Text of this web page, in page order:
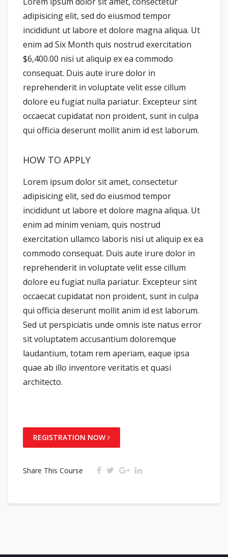
adipisicing elit, sed do eiusmod tempor
incididunt ut labore et dolore magna aliqua. Ut
enim ad Six Month quis nostrud exercitation
$6,400.00 nisi ut aliquip ex ea commodo
consequat. Duis aute irure dolor in
reprehenderit in voluptate velit esse cillum
dolore eu fugiat nulla pariatur. Excepteur sint
occaecat cupidatat non proident, sunt in culpa
qui officia deserunt mollit anim id est laborum.
HOW TO APPLY
Lorem ipsum dolor sit amet, consectetur
adipisicing elit, sed do eiusmod tempor
incididunt ut labore et dolore magna aliqua. Ut
enim ad minim veniam, quis nostrud
exercitation ullamco laboris nisi ut aliquip ex ea
commodo consequat. Duis aute irure dolor in
reprehenderit in voluptate velit esse cillum
dolore eu fugiat nulla pariatur. Excepteur sint
occaecat cupidatat non proident, sunt in culpa
qui officia deserunt mollit anim id est laborum.
Sed ut perspiciatis unde omnis iste natus error
sit voluptatem accusantium doloremque
laudantium, totam rem aperiam, eaque ipsa
quae ab illo inventore veritatis et quasi
architecto.
REGISTRATION NOW
Share This Course